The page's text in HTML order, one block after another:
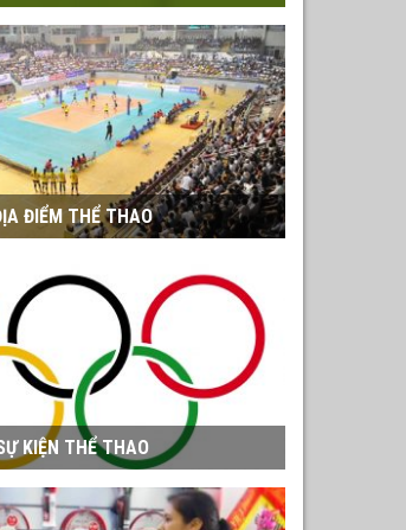
ĐIỂM THỂ THAO
KIỆN THỂ THAO